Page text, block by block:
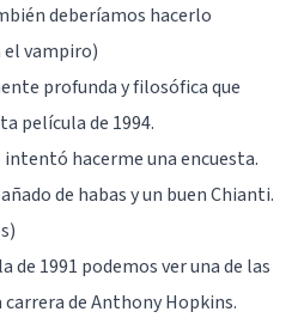
deberíamos hacerlo
vampiro)
profunda y filosófica que
película de 1994.
intentó hacerme una encuesta.
de habas y un buen Chianti.
de 1991 podemos ver una de las
de Anthony Hopkins.